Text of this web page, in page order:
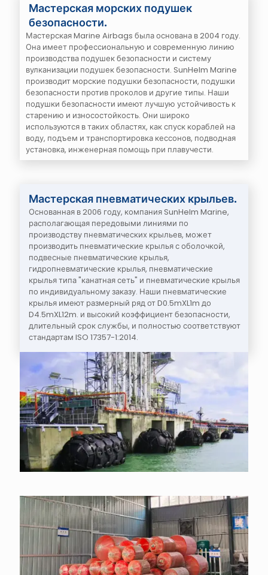
Мастерская морских подушек
безопасности.
Мастерская Marine Airbags была основана в 2004 году.
Она имеет профессиональную и современную линию
производства подушек безопасности и систему
вулканизации подушек безопасности. SunHelm Marine
производит морские подушки безопасности, подушки
безопасности против проколов и другие типы. Наши
подушки безопасности имеют лучшую устойчивость к
старению и износостойкость. Они широко
используются в таких областях, как спуск кораблей на
воду, подъем и транспортировка кессонов, подводная
установка, инженерная помощь при плавучести.
Мастерская пневматических крыльев.
Основанная в 2006 году, компания SunHelm Marine,
располагающая передовыми линиями по
производству пневматических крыльев, может
производить пневматические крылья с оболочкой,
подвесные пневматические крылья,
гидропневматические крылья, пневматические
крылья типа "канатная сеть" и пневматические крылья
по индивидуальному заказу. Наши пневматические
крылья имеют размерный ряд от D0.5mXL1m до
D4.5mXL12m. и высокий коэффициент безопасности,
длительный срок службы, и полностью соответствуют
стандартам ISO 17357-1:2014.